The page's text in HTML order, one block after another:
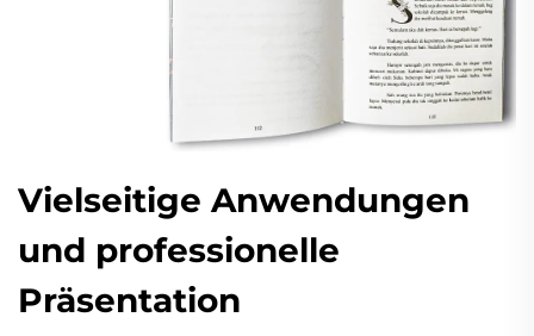
Vielseitige Anwendungen
und professionelle
Präsentation